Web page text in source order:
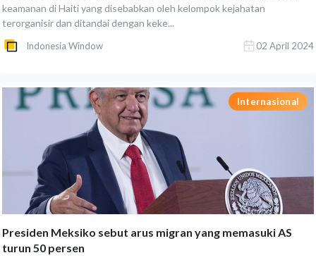
keamanan di Haiti yang disebabkan oleh kelompok kejahatan
terorganisir dan ditandai dengan keke...
Indonesia Window 02 April 2024
Internasional
Presiden Meksiko sebut arus migran yang memasuki AS
turun 50 persen